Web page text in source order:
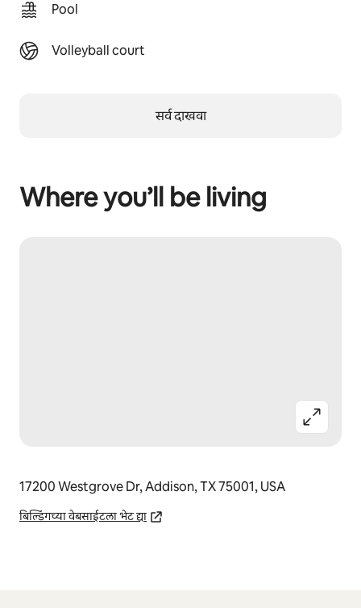
Pool
Volleyball court
सर्व दाखवा
Where you’ll be living
17200 Westgrove Dr, Addison, TX 75001, USA
बिल्डिंगच्या वेबसाईटला भेट द्या